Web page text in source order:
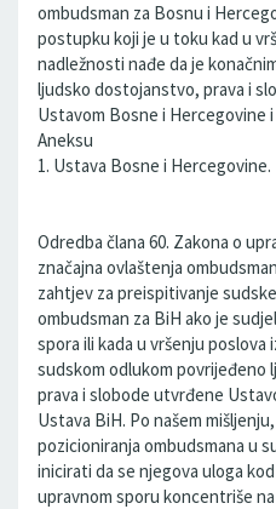
ombudsman za Bosnu i
postupku koji je u toku kad u
nadležnosti nađe da je
ljudsko dostojanstvo, prava i
Ustavom Bosne i Hercegovine
Aneksu
1. Ustava Bosne i Hercegovine.
Odredba člana 60. Zakona o
značajna ovlaštenja
zahtjev za preispitivanje
ombudsman za BiH ako je
spora ili kada u vršenju poslova
sudskom odlukom
prava i slobode utvrđene
Ustava BiH. Po našem
pozicioniranja ombudsmana u
inicirati da se njegova uloga
upravnom sporu koncentriše